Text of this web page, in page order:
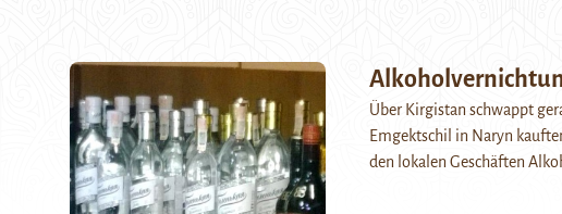
Über Kirgistan schwappt
Emgektschil in Naryn
den lokalen Geschäften